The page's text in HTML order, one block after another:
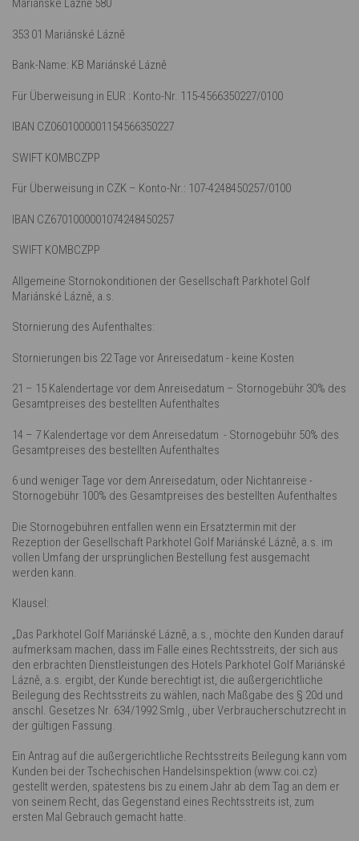
Mariánské Lázně 580
353 01 Mariánské Lázně
Bank-Name: KB Mariánské Lázně
Für Überweisung in EUR : Konto-Nr. 115-4566350227/0100
IBAN CZ0601000001154566350227
SWIFT KOMBCZPP
Für Überweisung in CZK – Konto-Nr.: 107-4248450257/0100
IBAN CZ6701000001074248450257
SWIFT KOMBCZPP
Allgemeine Stornokonditionen der Gesellschaft Parkhotel Golf
Mariánské Lázně, a.s.
Stornierung des Aufenthaltes:
Stornierungen bis 22 Tage vor Anreisedatum - keine Kosten
21 – 15 Kalendertage vor dem Anreisedatum – Stornogebühr 30% des
Gesamtpreises des bestellten Aufenthaltes
14 – 7 Kalendertage vor dem Anreisedatum - Stornogebühr 50% des
Gesamtpreises des bestellten Aufenthaltes
6 und weniger Tage vor dem Anreisedatum, oder Nichtanreise -
Stornogebühr 100% des Gesamtpreises des bestellten Aufenthaltes
Die Stornogebühren entfallen wenn ein Ersatztermin mit der
Rezeption der Gesellschaft Parkhotel Golf Mariánské Lázně, a.s. im
vollen Umfang der ursprünglichen Bestellung fest ausgemacht
werden kann.
Klausel:
„Das Parkhotel Golf Mariánské Lázně, a.s., möchte den Kunden darauf
aufmerksam machen, dass im Falle eines Rechtsstreits, der sich aus
den erbrachten Dienstleistungen des Hotels Parkhotel Golf Mariánské
Lázně, a.s. ergibt, der Kunde berechtigt ist, die außergerichtliche
Beilegung des Rechtsstreits zu wählen, nach Maßgabe des § 20d und
anschl. Gesetzes Nr. 634/1992 Smlg., über Verbraucherschutzrecht in
der gültigen Fassung.
Ein Antrag auf die außergerichtliche Rechtsstreits Beilegung kann vom
Kunden bei der Tschechischen Handelsinspektion (www.coi.cz)
gestellt werden, spätestens bis zu einem Jahr ab dem Tag an dem er
von seinem Recht, das Gegenstand eines Rechtsstreits ist, zum
ersten Mal Gebrauch gemacht hatte.